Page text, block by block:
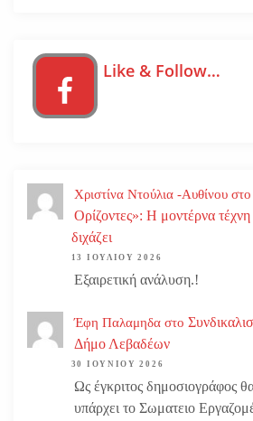
Like & Follow…
Χριστίνα Ντούλια -Αυθίνου στο
Ορίζοντες»: Η μοντέρνα
διχάζει
13 ΙΟΥΛΊΟΥ 2026
Εξαιρετική ανάλυση.!
Έφη Παλαμηδα στο
Δήμο Λεβαδέων
30 ΙΟΥΝΊΟΥ 2026
Ως έγκριτος δημοσιογράφος
υπάρχει το Σωματειο